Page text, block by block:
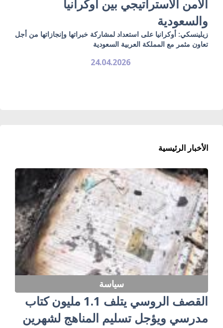
الأمن الاستراتيجي بين أوكرانيا
والسعودية
زيلينسكي: أوكرانيا على استعداد لمشاركة خبراتها وإنجازاتها من أجل
تعاون مثمر مع المملكة العربية السعودية
24.04.2026
الأخبار الرئيسية
سياسة
القصف الروسي يتلف 1.1 مليون كتاب
مدرسي ويؤجل تسليم المناهج لشهرين